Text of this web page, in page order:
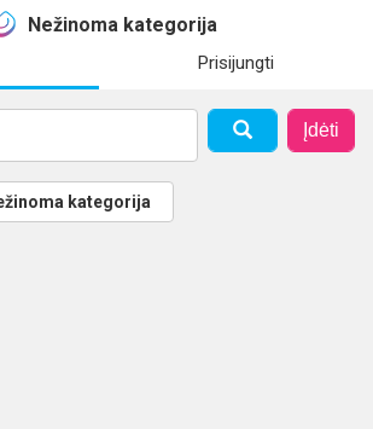
Nežinoma kategorija
Prisijungti
Įdėti
kategorija